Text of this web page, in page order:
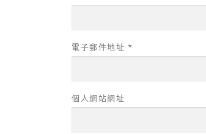
電子郵件地址 *
個人網站網址